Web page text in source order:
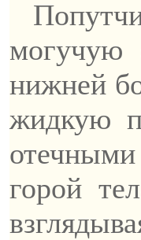
могучую
нижней
жидкую
горой